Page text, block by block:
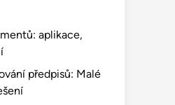
aplikace,
předpisů: Malé